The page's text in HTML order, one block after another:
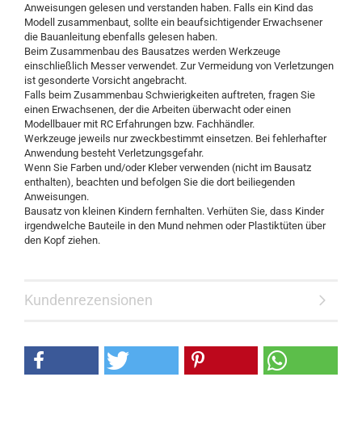
Anweisungen gelesen und verstanden haben. Falls ein Kind das
Modell zusammenbaut, sollte ein beaufsichtigender Erwachsener
die Bauanleitung ebenfalls gelesen haben.
Beim Zusammenbau des Bausatzes werden Werkzeuge
einschließlich Messer verwendet. Zur Vermeidung von Verletzungen
ist gesonderte Vorsicht angebracht.
Falls beim Zusammenbau Schwierigkeiten auftreten, fragen Sie
einen Erwachsenen, der die Arbeiten überwacht oder einen
Modellbauer mit RC Erfahrungen bzw. Fachhändler.
Werkzeuge jeweils nur zweckbestimmt einsetzen. Bei fehlerhafter
Anwendung besteht Verletzungsgefahr.
Wenn Sie Farben und/oder Kleber verwenden (nicht im Bausatz
enthalten), beachten und befolgen Sie die dort beiliegenden
Anweisungen.
Bausatz von kleinen Kindern fernhalten. Verhüten Sie, dass Kinder
irgendwelche Bauteile in den Mund nehmen oder Plastiktüten über
den Kopf ziehen.
Kundenrezensionen